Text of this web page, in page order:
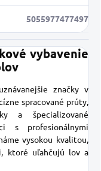
5055977477497
vybavenie
značky v
spracované prúty,
a špecializované
s profesionálnymi
vysokou kvalitou,
ktoré uľahčujú lov a